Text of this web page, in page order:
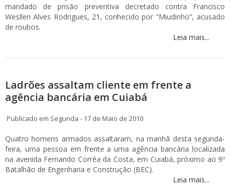
mandado de prisão preventiva decretado contra Francisco
Wesllen Alves Rodrigues, 21, conhecido por “Miudinho”, acusado
de roubos.
Leia mais...
Ladrões assaltam cliente em frente a
agência bancária em Cuiabá
Publicado em Segunda - 17 de Maio de 2010
Quatro homens armados assaltaram, na manhã desta segunda-
feira, uma pessoa em frente a uma agência bancária localizada
na avenida Fernando Corrêa da Costa, em Cuiabá, próximo ao 9º
Batalhão de Engenharia e Construção (BEC).
Leia mais...